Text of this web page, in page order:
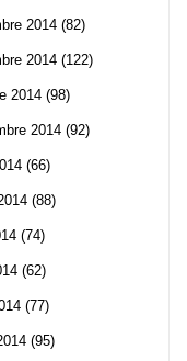
2014 (82)
2014 (122)
2014 (98)
2014 (92)
(66)
(88)
(74)
(62)
(77)
(95)